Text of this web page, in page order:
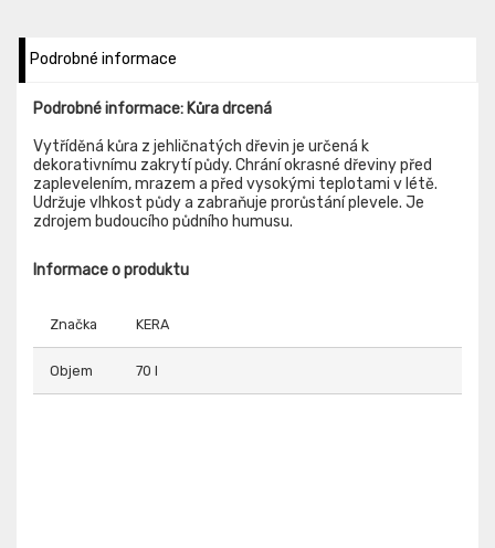
Podrobné informace
Podrobné informace: Kůra drcená
Vytříděná kůra z jehličnatých dřevin je určená k
dekorativnímu zakrytí půdy. Chrání okrasné dřeviny před
zaplevelením, mrazem a před vysokými teplotami v létě.
Udržuje vlhkost půdy a zabraňuje prorůstání plevele. Je
zdrojem budoucího půdního humusu.
Informace o produktu
Značka KERA
Objem 70 l